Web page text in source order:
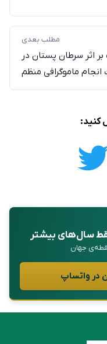
مطلب بعدی
بر اثر سرطان پستان در
ماموگرافی منظم
کنید:
سال‌های بیشتر
جهان